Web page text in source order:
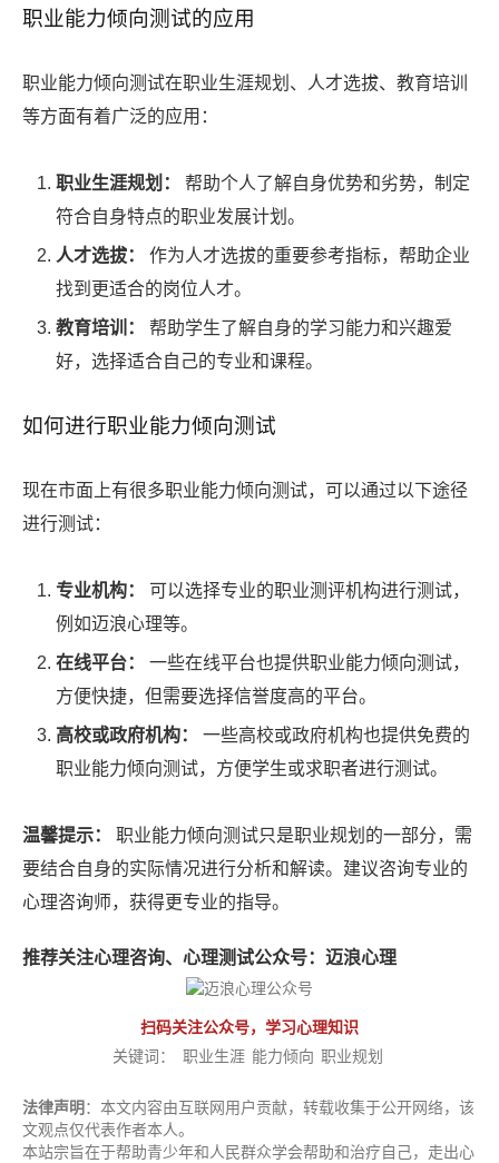
职业能力倾向测试的应用
职业能力倾向测试在职业生涯规划、人才选拔、教育培训
等方面有着广泛的应用：
职业生涯规划：
帮助个人了解自身优势和劣势，制定
符合自身特点的职业发展计划。
人才选拔：
作为人才选拔的重要参考指标，帮助企业
找到更适合的岗位人才。
教育培训：
帮助学生了解自身的学习能力和兴趣爱
好，选择适合自己的专业和课程。
如何进行职业能力倾向测试
现在市面上有很多职业能力倾向测试，可以通过以下途径
进行测试：
专业机构：
可以选择专业的职业测评机构进行测试，
例如迈浪心理等。
在线平台：
一些在线平台也提供职业能力倾向测试，
方便快捷，但需要选择信誉度高的平台。
高校或政府机构：
一些高校或政府机构也提供免费的
职业能力倾向测试，方便学生或求职者进行测试。
温馨提示：
职业能力倾向测试只是职业规划的一部分，需
要结合自身的实际情况进行分析和解读。建议咨询专业的
心理咨询师，获得更专业的指导。
推荐关注心理咨询、心理测试公众号：迈浪心理
扫码关注公众号，学习心理知识
关键词：
职业生涯 能力倾向 职业规划
法律声明：本文内容由互联网用户贡献，转载收集于公开网络，该
文观点仅代表作者本人。
本站宗旨在于帮助青少年和人民群众学会帮助和治疗自己，走出心